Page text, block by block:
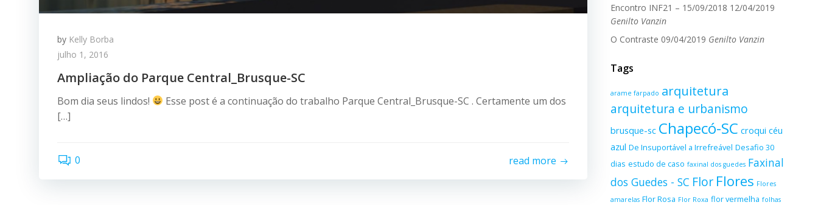
by Kelly Borba
julho 1, 2016
Ampliação do Parque Central_Brusque-SC
Bom dia seus lindos!
Esse post é a continuação do trabalho Parque Central_Brusque-SC . Certamente um dos
[…]
0 read more
Encontro INF21 – 15/09/2018 12/04/2019
Genilto Vanzin
O Contraste 09/04/2019 Genilto Vanzin
Tags
arame farpado arquitetura
arquitetura e urbanismo
brusque-sc Chapecó-SC croqui céu
azul De Insuportável a Irrefreável Desafio 30
dias estudo de caso faxinal dos guedes Faxinal
dos Guedes - SC Flor Flores Flores
amarelas Flor Rosa Flor Roxa flor vermelha folhas